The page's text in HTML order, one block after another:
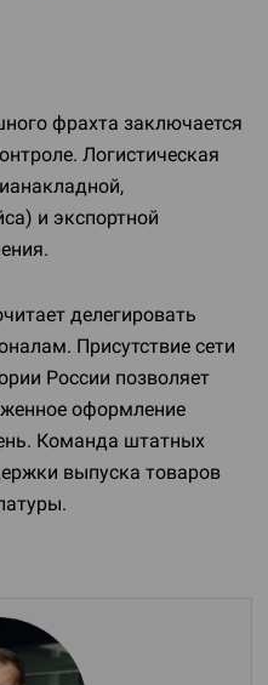
фрахта заключается
Логистическая
и экспортной
делегировать
Присутствие сети
России позволяет
оформление
Команда штатных
выпуска товаров